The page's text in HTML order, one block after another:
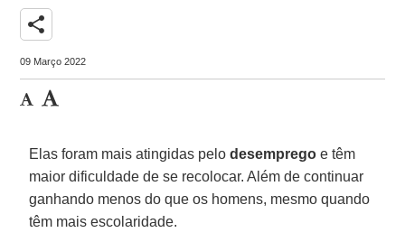
share
09 Março 2022
Elas foram mais atingidas pelodesemprego e têm
maior dificuldade de se recolocar. Além de continuar
ganhando menos do que os homens, mesmo quando
têm mais escolaridade.